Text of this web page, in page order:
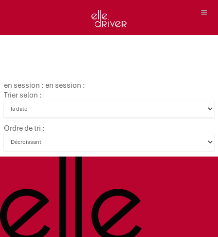
en session : en session :
Trier selon :
Ordre de tri :